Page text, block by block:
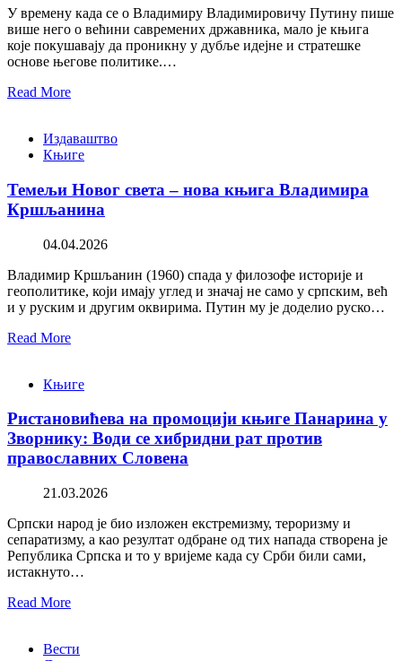
У времену када се о Владимиру Владимировичу Путину пише
више него о већини савремених државника, мало је књига
које покушавају да проникну у дубље идејне и стратешке
основе његове политике.…
Read More
Издаваштво
Књиге
Темељи Новог света – нова књига Владимира
Кршљанина
04.04.2026
Владимир Кршљанин (1960) спада у филозофе историје и
геополитике, који имају углед и значај не само у српским, већ
и у руским и другим оквирима. Путин му је доделио руско…
Read More
Књиге
Ристановићева на промоцији књиге Панарина у
Зворнику: Води се хибридни рат против
православних Словена
21.03.2026
Српски народ је био изложен екстремизму, тероризму и
сепаратизму, а као резултат одбране од тих напада створена је
Република Српска и то у вријеме када су Срби били сами,
истакнуто…
Read More
Вести